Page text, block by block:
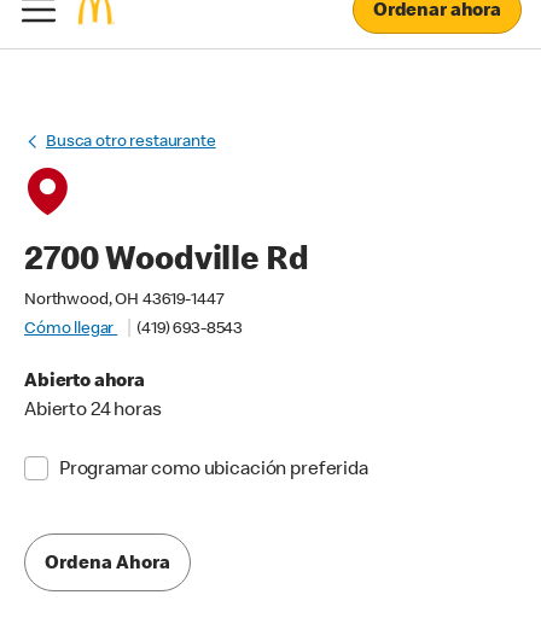
Ordenar ahora
Busca otro restaurante
2700 Woodville Rd
Northwood, OH 43619-1447
Cómo llegar
(419) 693-8543
Abierto ahora
Abierto 24 horas
Programar como ubicación preferida
Ordena Ahora